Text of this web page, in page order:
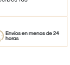
en menos de 24